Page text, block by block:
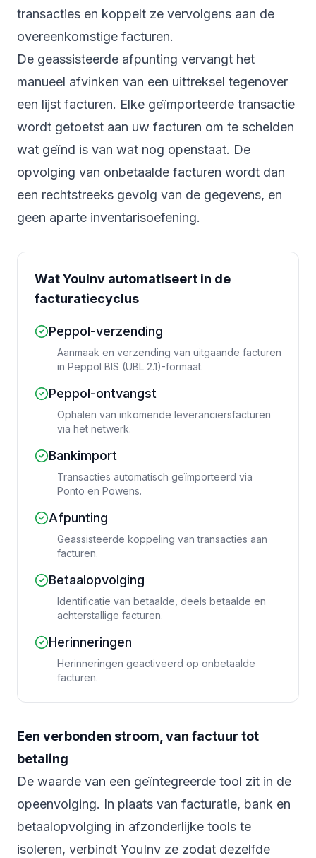
transacties en koppelt ze vervolgens aan de
overeenkomstige facturen.
De geassisteerde afpunting vervangt het
manueel afvinken van een uittreksel tegenover
een lijst facturen. Elke geïmporteerde transactie
wordt getoetst aan uw facturen om te scheiden
wat geïnd is van wat nog openstaat. De
opvolging van onbetaalde facturen wordt dan
een rechtstreeks gevolg van de gegevens, en
geen aparte inventarisoefening.
Wat YouInv automatiseert in de
facturatiecyclus
Peppol-verzending
Aanmaak en verzending van uitgaande facturen
in Peppol BIS (UBL 2.1)-formaat.
Peppol-ontvangst
Ophalen van inkomende leveranciersfacturen
via het netwerk.
Bankimport
Transacties automatisch geïmporteerd via
Ponto en Powens.
Afpunting
Geassisteerde koppeling van transacties aan
facturen.
Betaalopvolging
Identificatie van betaalde, deels betaalde en
achterstallige facturen.
Herinneringen
Herinneringen geactiveerd op onbetaalde
facturen.
Een verbonden stroom, van factuur tot
betaling
De waarde van een geïntegreerde tool zit in de
opeenvolging. In plaats van facturatie, bank en
betaalopvolging in afzonderlijke tools te
isoleren, verbindt YouInv ze zodat dezelfde